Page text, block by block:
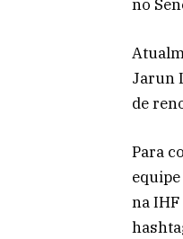
no
Jarun
de
Para
na